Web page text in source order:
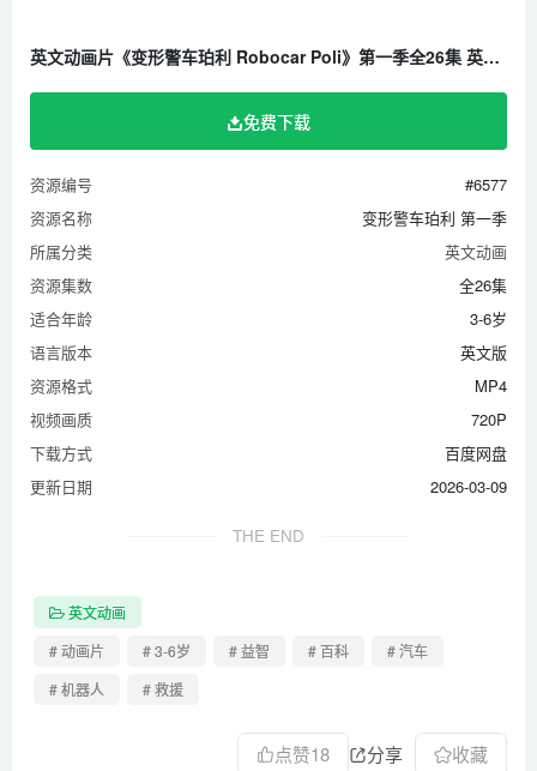
英文动画片《变形警车珀利 Robocar Poli》第一季全26集 英文版 720P/MP4/2.50G 百度云网盘下载
免费下载
资源编号
#6577
资源名称
变形警车珀利 第一季
所属分类
英文动画
资源集数
全26集
适合年龄
3-6岁
语言版本
英文版
资源格式
MP4
视频画质
720P
下载方式
百度网盘
更新日期
2026-03-09
THE END
英文动画
# 动画片
# 3-6岁 # 益智 # 百科
# 汽车
# 机器人
# 救援
点赞18 分享 收藏